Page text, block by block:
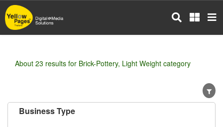
Skip
to
main
About 23 results for Brick-Pottery, Light Weight category
Business Type